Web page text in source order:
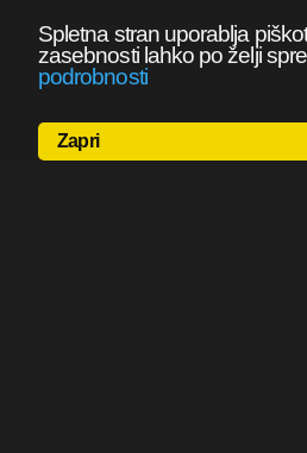
Spletna stran uporablja
zasebnosti lahko po želji
podrobnosti
Zapri